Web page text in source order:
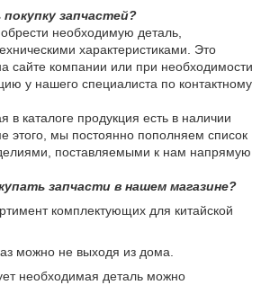
запчастей?
необходимую деталь,
характеристиками. Это
сайте компании или при необходимости
у нашего специалиста по контактному
в каталоге продукция есть в наличии
этого, мы постоянно пополняем список
поставляемыми к нам напрямую
запчасти в нашем магазине?
комплектующих для китайской
можно не выходя из дома.
необходимая деталь можно